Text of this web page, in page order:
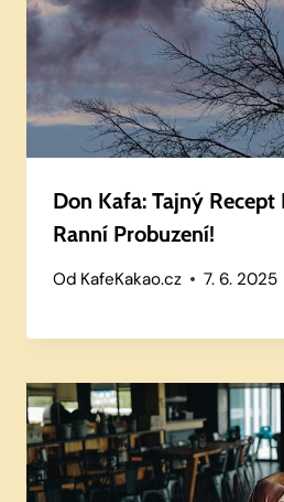
Don Kafa: Tajný Recept
Ranní Probuzení!
Od KafeKakao.cz 7. 6. 2025